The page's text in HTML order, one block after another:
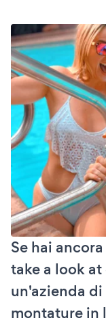
Se hai
take a look
un'azienda
montature in